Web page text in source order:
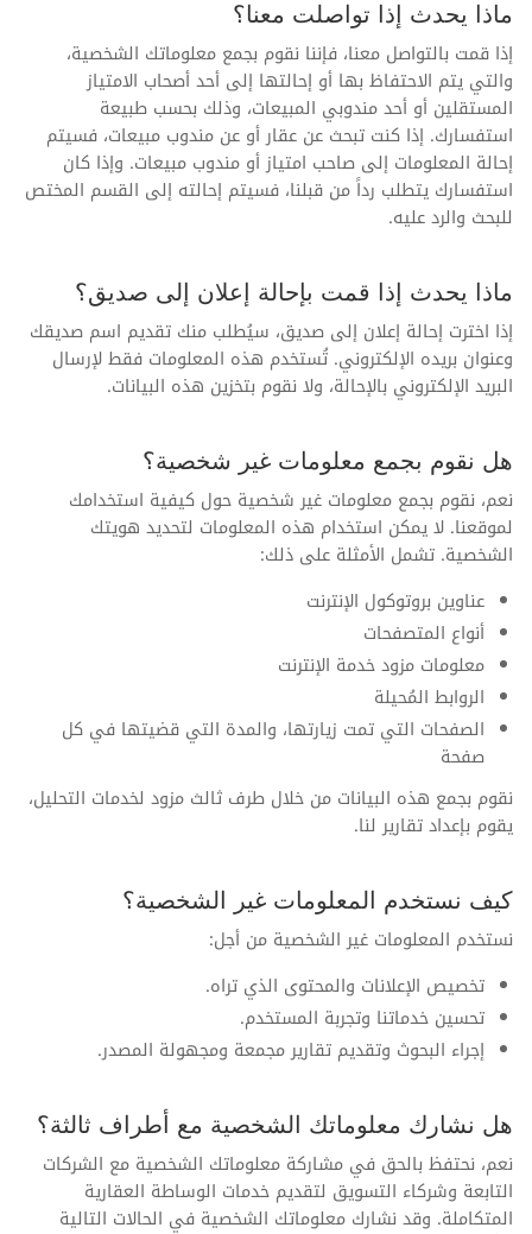
ماذا يحدث إذا تواصلت معنا؟
إذا قمت بالتواصل معنا، فإننا نقوم بجمع معلوماتك الشخصية،
والتي يتم الاحتفاظ بها أو إحالتها إلى أحد أصحاب الامتياز
المستقلين أو أحد مندوبي المبيعات، وذلك بحسب طبيعة
استفسارك. إذا كنت تبحث عن عقار أو عن مندوب مبيعات، فسيتم
إحالة المعلومات إلى صاحب امتياز أو مندوب مبيعات. وإذا كان
استفسارك يتطلب رداً من قبلنا، فسيتم إحالته إلى القسم المختص
للبحث والرد عليه.
ماذا يحدث إذا قمت بإحالة إعلان إلى صديق؟
إذا اخترت إحالة إعلان إلى صديق، سيُطلب منك تقديم اسم صديقك
وعنوان بريده الإلكتروني. تُستخدم هذه المعلومات فقط لإرسال
البريد الإلكتروني بالإحالة، ولا نقوم بتخزين هذه البيانات.
هل نقوم بجمع معلومات غير شخصية؟
نعم، نقوم بجمع معلومات غير شخصية حول كيفية استخدامك
لموقعنا. لا يمكن استخدام هذه المعلومات لتحديد هويتك
الشخصية. تشمل الأمثلة على ذلك:
عناوين بروتوكول الإنترنت
أنواع المتصفحات
معلومات مزود خدمة الإنترنت
الروابط المُحيلة
الصفحات التي تمت زيارتها، والمدة التي قضيتها في كل
صفحة
نقوم بجمع هذه البيانات من خلال طرف ثالث مزود لخدمات التحليل،
يقوم بإعداد تقارير لنا.
كيف نستخدم المعلومات غير الشخصية؟
نستخدم المعلومات غير الشخصية من أجل:
تخصيص الإعلانات والمحتوى الذي تراه.
تحسين خدماتنا وتجربة المستخدم.
إجراء البحوث وتقديم تقارير مجمعة ومجهولة المصدر.
هل نشارك معلوماتك الشخصية مع أطراف ثالثة؟
نعم، نحتفظ بالحق في مشاركة معلوماتك الشخصية مع الشركات
التابعة وشركاء التسويق لتقديم خدمات الوساطة العقارية
المتكاملة. وقد نشارك معلوماتك الشخصية في الحالات التالية